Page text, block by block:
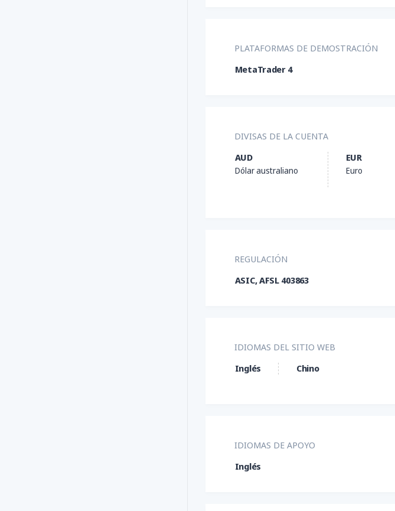
PLATAFORMAS DE DEMOSTRACIÓN
MetaTrader 4
DIVISAS DE LA CUENTA
AUD
Dólar australiano
EUR
Euro
REGULACIÓN
ASIC, AFSL 403863
IDIOMAS DEL SITIO WEB
Inglés
Chino
IDIOMAS DE APOYO
Inglés